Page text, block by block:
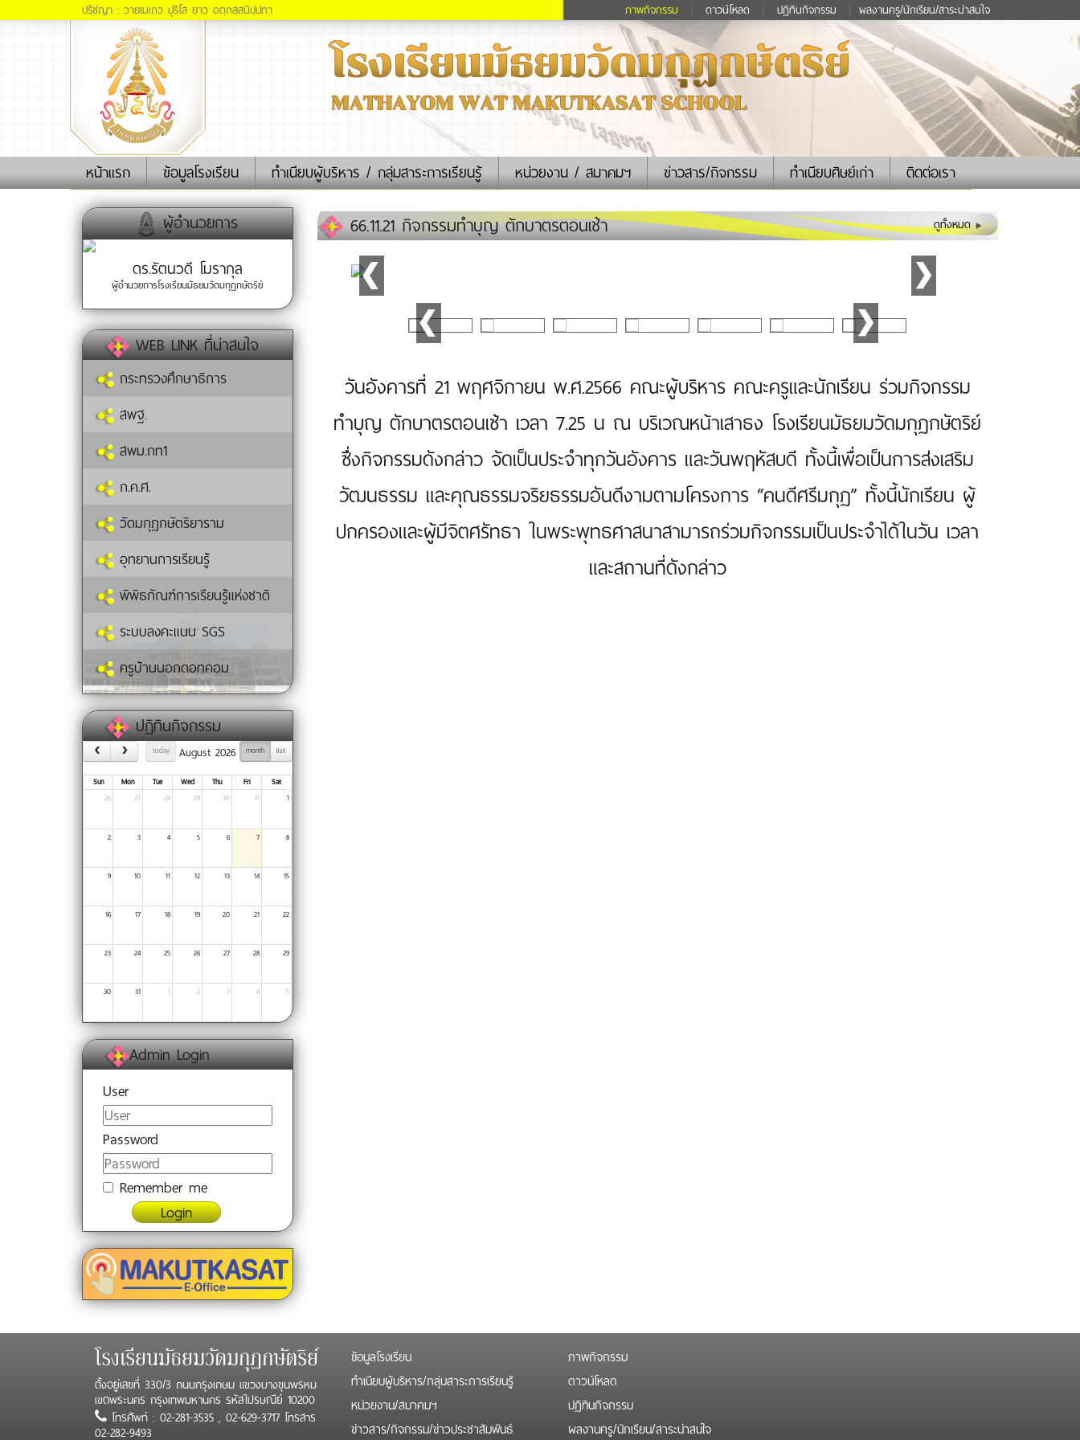
ปรัชญา : วายเมเถว ปุริโส ยาว อตฺถสฺสนิปฺปทา ภาพกิจกรรม ดาวน์โหลด ปฏิทินกิจกรรม ผลงานครู/นักเรียน/สาระน่าสนใจ
หน้าแรก(current)ข้อมูลโรงเรียน ทำเนียบผู้บริหาร / กลุ่มสาระการเรียนรู้ หน่วยงาน / สมาคมฯ ข่าวสาร/กิจกรรม ทำเนียบศิษย์เก่า ติดต่อเรา
ผู้อำนวยการ
ดร.รัตนวดี โมรากุล
ผู้อำนวยการโรงเรียนมัธยมวัดมกุฏกษัตริย์
WEB LINK ที่น่าสนใจ
กระทรวงศึกษาธิการ
สพฐ.
สพม.กท1
ก.ค.ศ.
วัดมกุฏกษัตริยาราม
อุทยานการเรียนรู้
พิพิธภัณฑ์การเรียนรู้แห่งชาติ
ระบบลงคะแนน SGS
ครูบ้านนอกดอทคอม
ปฏิทินกิจกรรม
today month list
August 2026
Sun Mon Tue Wed Thu Fri
Sat
26
27 28 29 30 31 1
2 3 4 5 6 7 8
9 10 11 12 13 14 15
16 17 18 19 20 21 22
23 24 25 26 27 28 29
30 31 1 2 3 4 5
Admin Login
User
Password
Remember me
Login
66.11.21 กิจกรรมทำบุญ ตักบาตรตอนเช้า ดูทั้งหมด
วันอังคารที่ 21 พฤศจิกายน พ.ศ.2566 คณะผู้บริหาร คณะครูและนักเรียน ร่วมกิจกรรม
ทำบุญ ตักบาตรตอนเช้า เวลา 7.25 น ณ บริเวณหน้าเสาธง โรงเรียนมัธยมวัดมกุฏกษัตริย์
ซึ่งกิจกรรมดังกล่าว จัดเป็นประจำทุกวันอังคาร และวันพฤหัสบดี ทั้งนี้เพื่อเป็นการส่งเสริม
วัฒนธรรม และคุณธรรมจริยธรรมอันดีงามตามโครงการ “คนดีศรีมกุฏ” ทั้งนี้นักเรียน ผู้
ปกครองและผู้มีจิตศรัทธา ในพระพุทธศาสนาสามารถร่วมกิจกรรมเป็นประจำได้ในวัน เวลา
และสถานที่ดังกล่าว
โรงเรียนมัธยมวัดมกุฏกษัตริย์
ตั้งอยู่เลขที่ 330/3 ถนนกรุงเกษม แขวงบางขุนพรหม
เขตพระนคร กรุงเทพมหานคร รหัสไปรษณีย์ 10200
โทรศัพท์ : 02-281-3535 , 02-629-3717 โทรสาร
02-282-9493
ข้อมูลโรงเรียน
ทำเนียบผู้บริหาร/กลุ่มสาระการเรียนรู้
หน่วยงาน/สมาคมฯ
ข่าวสาร/กิจกรรม/ข่าวประชาสัมพันธ์
ภาพกิจกรรม
ดาวน์โหลด
ปฏิทินกิจกรรม
ผลงานครู/นักเรียน/สาระน่าสนใจ